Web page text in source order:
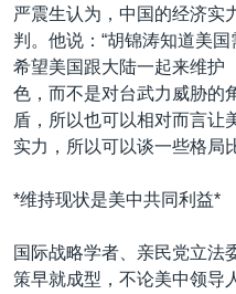
严震生认为，中国的经济实
判。他说：“胡锦涛知道美
希望美国跟大陆一起来维护
色，而不是对台武力威胁的
盾，所以也可以相对而言让
实力，所以可以谈一些格局
*维持现状是美中共同利益*
国际战略学者、亲民党立法
策早就成型，不论美中领导